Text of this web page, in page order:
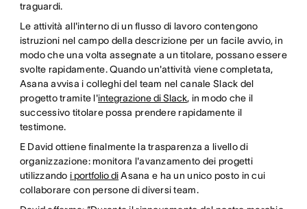
traguardi.
Le attività all'interno di un flusso di lavoro contengono
istruzioni nel campo della descrizione per un facile avvio, in
modo che una volta assegnate a un titolare, possano essere
svolte rapidamente. Quando un'attività viene completata,
Asana avvisa i colleghi del team nel canale Slack del
progetto tramite l'integrazione di Slack, in modo che il
successivo titolare possa prendere rapidamente il
testimone.
E David ottiene finalmente la trasparenza a livello di
organizzazione: monitora l'avanzamento dei progetti
utilizzandoi portfolio diAsana e ha un unico posto in cui
collaborare con persone di diversi team.